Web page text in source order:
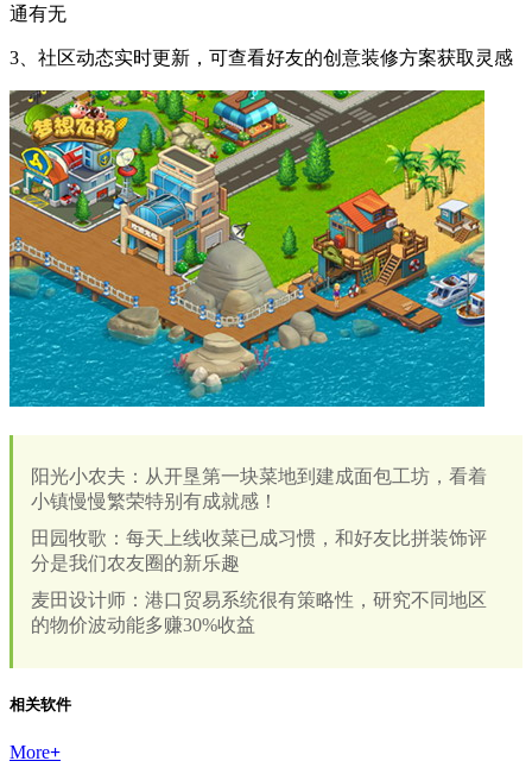
通有无
3、社区动态实时更新，可查看好友的创意装修方案获取灵感
阳光小农夫：从开垦第一块菜地到建成面包工坊，看着
小镇慢慢繁荣特别有成就感！
田园牧歌：每天上线收菜已成习惯，和好友比拼装饰评
分是我们农友圈的新乐趣
麦田设计师：港口贸易系统很有策略性，研究不同地区
的物价波动能多赚30%收益
相关软件
More+